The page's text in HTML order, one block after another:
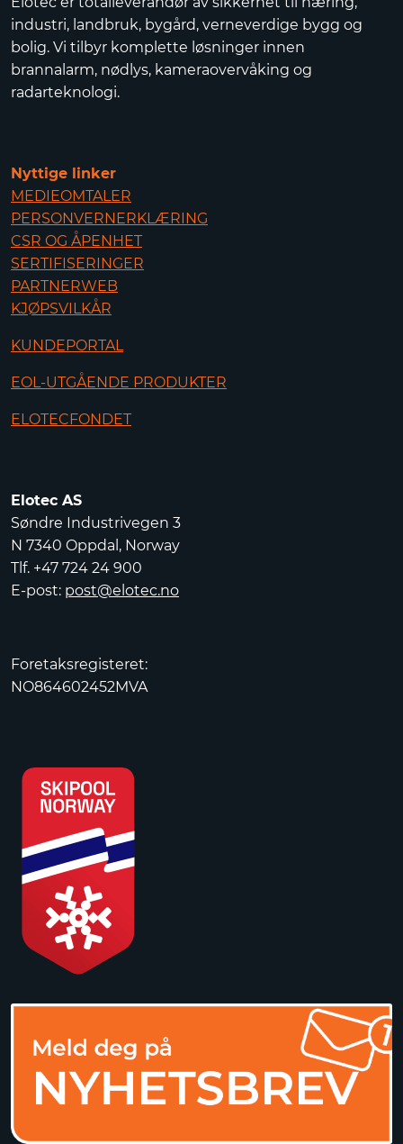
industri, landbruk, bygård, verneverdige bygg og
bolig. Vi tilbyr komplette løsninger innen
brannalarm, nødlys, kameraovervåking og
radarteknologi.
Nyttige linker
MEDIEOMTALER
PERSONVERNERKLÆRING
CSR OG ÅPENHET
SERTIFISERINGER
PARTNERWEB
KJØPSVILKÅR
KUNDEPORTAL
EOL-UTGÅENDE PRODUKTER
ELOTECFONDET
Elotec AS
Søndre Industrivegen 3
N 7340 Oppdal, Norway
Tlf. +47 724 24 900
E-post: post@elotec.no
Foretaksregisteret:
NO864602452MVA